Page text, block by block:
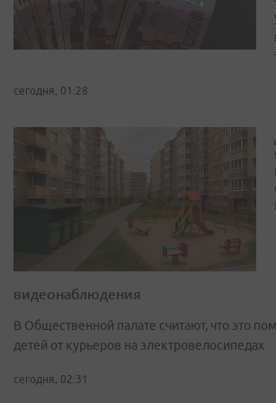
сегодня, 01:28
видеонаблюдения
В Общественной палате считают, что это
детей от курьеров на электровелосипедах
сегодня, 02:31